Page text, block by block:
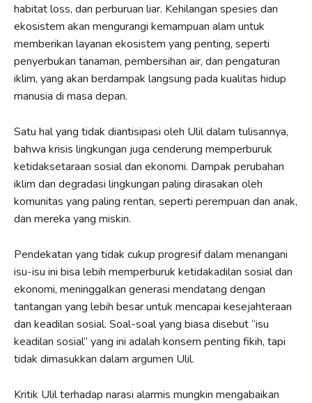
habitat loss, dan perburuan liar. Kehilangan spesies dan
ekosistem akan mengurangi kemampuan alam untuk
memberikan layanan ekosistem yang penting, seperti
penyerbukan tanaman, pembersihan air, dan pengaturan
iklim, yang akan berdampak langsung pada kualitas hidup
manusia di masa depan.
Satu hal yang tidak diantisipasi oleh Ulil dalam tulisannya,
bahwa krisis lingkungan juga cenderung memperburuk
ketidaksetaraan sosial dan ekonomi. Dampak perubahan
iklim dan degradasi lingkungan paling dirasakan oleh
komunitas yang paling rentan, seperti perempuan dan anak,
dan mereka yang miskin.
Pendekatan yang tidak cukup progresif dalam menangani
isu-isu ini bisa lebih memperburuk ketidakadilan sosial dan
ekonomi, meninggalkan generasi mendatang dengan
tantangan yang lebih besar untuk mencapai kesejahteraan
dan keadilan sosial. Soal-soal yang biasa disebut “isu
keadilan sosial” yang ini adalah konsern penting fikih, tapi
tidak dimasukkan dalam argumen Ulil.
Kritik Ulil terhadap narasi alarmis mungkin mengabaikan